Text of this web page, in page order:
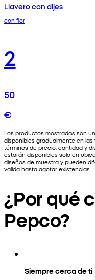
Llavero con dijes
con flor
2
50
€
Los productos mostrados son
disponibles gradualmente en
términos de precio, cantidad y
estarán disponibles solo en
diseños de muestra y pueden
válida hasta agotar existencias.
¿Por qué
Pepco?
Siempre cerca de ti